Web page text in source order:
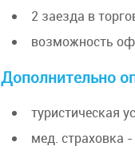
2 заезда в
возможность
Дополнительно
туристическая
мед. страховка -